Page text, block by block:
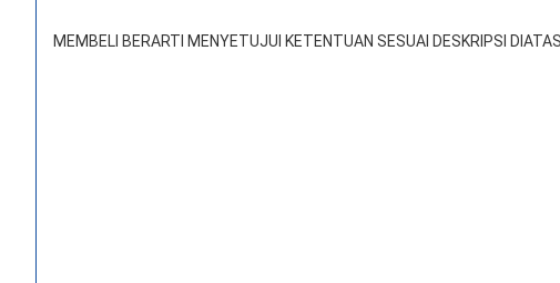
MEMBELI BERARTI MENYETUJUI KETENTUAN SESUAI DESKRIPSI